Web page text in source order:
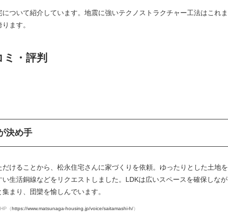
ついて紹介しています。地震に強いテクノストラクチャー工法はこれま
ます。
・評判
決め手
けることから、松永住宅さんに家づくりを依頼。ゆったりとした土地を
生活銅線などをリクエストしました。LDKは広いスペースを確保しなが
まり、団欒を愉しんでいます。
（https://www.matsunaga-housing.jp/voice/saitamashi-h/）